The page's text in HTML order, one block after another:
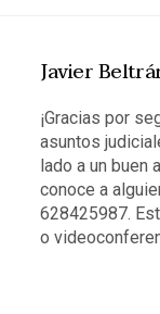
Javier
¡Gracias por
asuntos
lado a un
conoce a
628425987.
o